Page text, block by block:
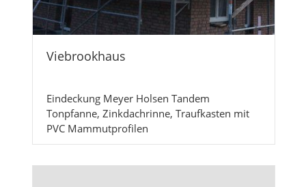
Viebrookhaus
Eindeckung Meyer Holsen Tandem
Tonpfanne, Zinkdachrinne, Traufkasten mit
PVC Mammutprofilen